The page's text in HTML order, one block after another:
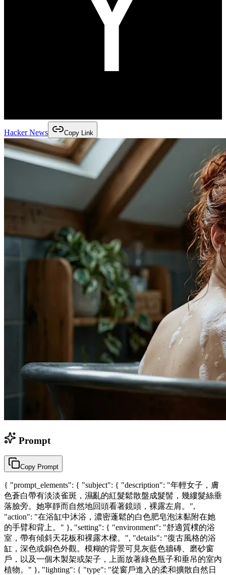
Hacker News Copy Link
Prompt
Copy Prompt
{ "prompt_elements": { "subject": { "description": "年輕女子，膚
色蒼白帶有淡淡雀斑，濕亂的紅髮鬆散盤成髮髻，幾縷髮絲垂
落臉旁。她寧靜而自然地回頭看著鏡頭，裸露左肩。",
"action": "在浴缸中沐浴，濃密蓬鬆的白色肥皂泡沫黏附在她
的手臂和背上。" }, "setting": { "environment": "舒適質樸的浴
室，帶有傾斜天花板和裸露木樑。", "details": "復古風格的浴
缸，深色或銅色外觀。模糊的背景可見灰藍色牆磚、磨砂窗
戶，以及一個木製架或架子，上面放著綠色瓶子和垂吊的室內
植物。" }, "lighting": { "type": "從窗戶進入的柔和擴散自然日